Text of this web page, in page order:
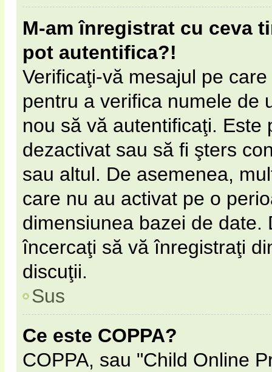
M-am înregistrat cu ceva
pot autentifica?!
Verificaţi-vă mesajul pe
pentru a verifica numele de
nou să vă autentificaţi.
dezactivat sau să fi şters
sau altul. De asemenea,
care nu au activat pe o
dimensiunea bazei de
încercaţi să vă înregistraţi
discuţii.
Sus
Ce este COPPA?
COPPA, sau "Child Online